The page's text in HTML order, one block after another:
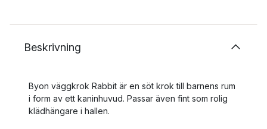
Beskrivning
Byon väggkrok Rabbit är en söt krok till barnens rum
i form av ett kaninhuvud. Passar även fint som rolig
klädhängare i hallen.